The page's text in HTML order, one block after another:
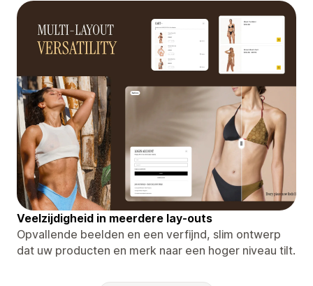
Veelzijdigheid in meerdere lay-outs
Opvallende beelden en een verfijnd, slim ontwerp
dat uw producten en merk naar een hoger niveau tilt.